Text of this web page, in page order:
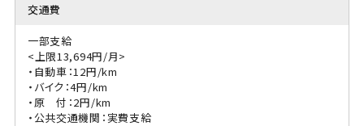
交通費
一部支給
<上限13,694円/月>
・自動車：12円/km
・バイク：4円/km
・原 付：2円/km
・公共交通機関：実費支給